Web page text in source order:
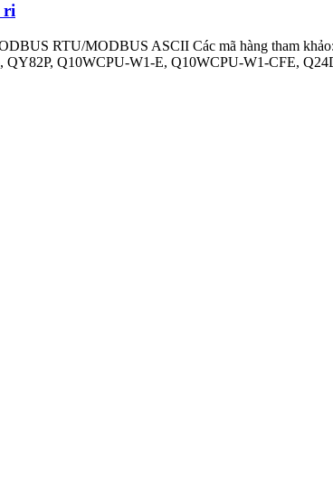
ri
RTU/MODBUS ASCII Các mã hàng tham
Q10WCPU-W1-E, Q10WCPU-W1-CFE,